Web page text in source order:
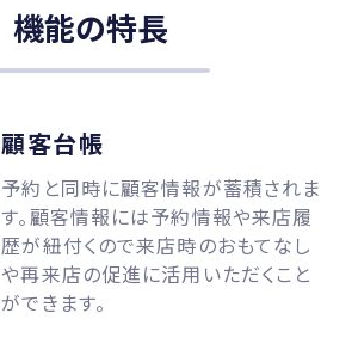
機能の特長
顧客台帳
予約と同時に顧客情報が蓄積されま
す。顧客情報には予約情報や来店履
歴が紐付くので来店時のおもてなし
や再来店の促進に活用いただくこと
ができます。